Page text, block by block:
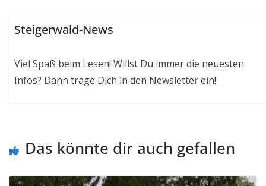
Steigerwald-News
Viel Spaß beim Lesen! Willst Du immer die neuesten
Infos? Dann trage Dich in den Newsletter ein!
Das könnte dir auch gefallen